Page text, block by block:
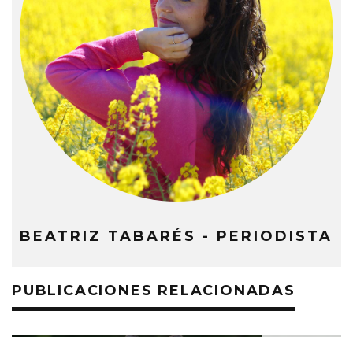
BEATRIZ TABARÉS - PERIODISTA
PUBLICACIONES RELACIONADAS